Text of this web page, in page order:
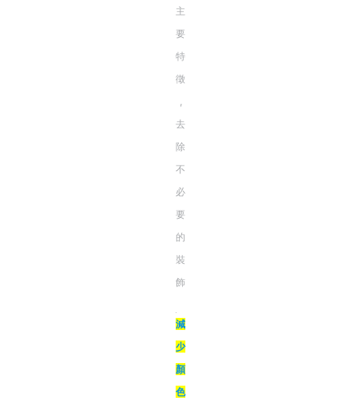
主
要
特
徵
,
去
除
不
必
要
的
裝
飾
減
少
顏
色